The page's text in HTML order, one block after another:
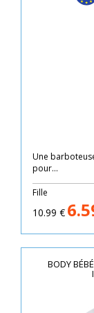
Une
pour...
Fille
10.99 €
BODY